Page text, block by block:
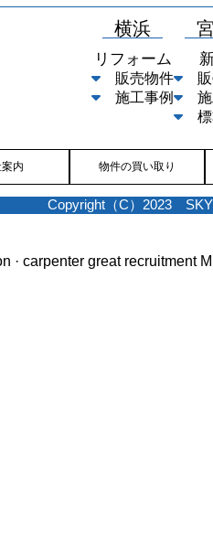
横浜
リフォーム
販売物件
施工事例
内 物件の買い取り
Copyright（C）2023
· carpenter great recruitment